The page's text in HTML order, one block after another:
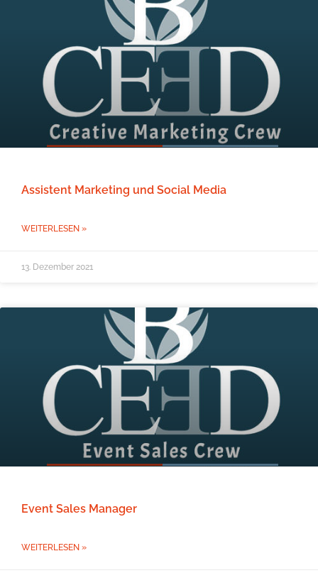
Assistent Marketing und Social Media
WEITERLESEN »
13. Dezember 2021
Event Sales Manager
WEITERLESEN »